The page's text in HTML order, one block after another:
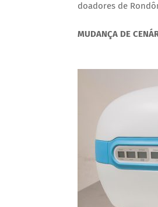
doadores de
MUDANÇA DE